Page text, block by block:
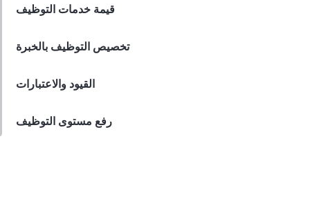
قيمة خدمات التوظيف
تخصيص التوظيف بالخبرة
القيود والاعتبارات
رفع مستوى التوظيف